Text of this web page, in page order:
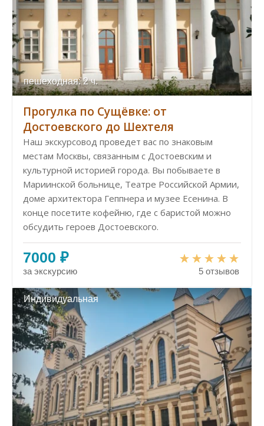
пешеходная: 2 ч.
Прогулка по Сущёвке: от
Достоевского до Шехтеля
Наш экскурсовод проведет вас по знаковым
местам Москвы, связанным с Достоевским и
культурной историей города. Вы побываете в
Мариинской больнице, Театре Российской Армии,
доме архитектора Геппнера и музее Есенина. В
конце посетите кофейню, где с баристой можно
обсудить героев Достоевского.
7000 ₽
за экскурсию 5 отзывов
Индивидуальная